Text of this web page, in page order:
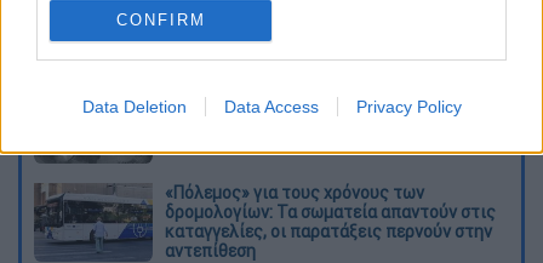
CONFIRM
Data Deletion Data Access Privacy Policy
λίγες ώρες - Γιατί προβληματίζονται οι
επιστήμονες
Σαν το τρομακτικό It: 15χρονο ντυμένος
κλόουν μαχαίρωσε μέχρι θανάτου
«Πόλεμος» για τους χρόνους των
δρομολογίων: Τα σωματεία απαντούν στις
καταγγελίες, οι παρατάξεις περνούν στην
αντεπίθεση